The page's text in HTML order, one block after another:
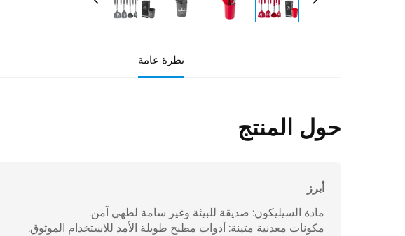
نظرة عامة
حول المنتج
أبرز
مادة السيليكون: صديقة للبيئة وغير سامة لطهي آمن.
مكونات معدنية متينة: أدوات مطبخ طويلة الأمد للاستخدام الموثوق.